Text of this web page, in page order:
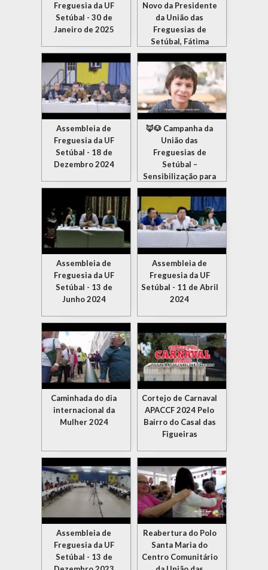
Freguesia da UF
Setúbal - 30 de
Janeiro de 2025
Novo da Presidente
da União das
Freguesias de
Setúbal, Fátima
Silveirinha
Assembleia de
Freguesia da UF
Setúbal - 18 de
Dezembro 2024
🦊🐶 Campanha da
União das
Freguesias de
Setúbal –
Sensibilização para
o não abandono de
animais 🦊🐶
Assembleia de
Freguesia da UF
Setúbal - 13 de
Junho 2024
Assembleia de
Freguesia da UF
Setúbal - 11 de Abril
2024
Caminhada do dia
internacional da
Mulher 2024
Cortejo de Carnaval
APACCF 2024 Pelo
Bairro do Casal das
Figueiras
Assembleia de
Freguesia da UF
Setúbal - 13 de
Reabertura do Polo
Santa Maria do
Centro Comunitário